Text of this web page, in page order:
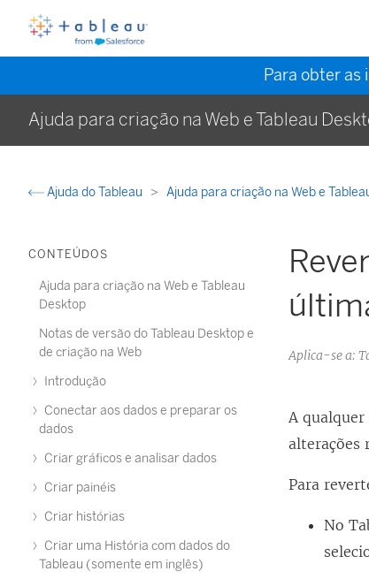
Para obter as
Ajuda para criação na Web e Tableau
Ajuda do Tableau Ajuda para criação na Web e
CONTEÚDOS
Ajuda para criação na Web e Tableau
Desktop
Notas de versão do Tableau Desktop e
de criação na Web
Introdução
Conectar aos dados e preparar os
dados
Criar gráficos e analisar dados
Criar painéis
Criar histórias
Criar uma História com dados do
Tableau (somente em inglês)
Aplica-se a:
A
alterações
Para
No